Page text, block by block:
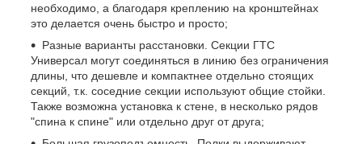
необходимо, а благодаря креплению на кронштейнах
это делается очень быстро и просто;
Разные варианты расстановки. Секции ГТС
Универсал могут соединяться в линию без ограничения
длины, что дешевле и компактнее отдельно стоящих
секций, т.к. соседние секции используют общие стойки.
Также возможна установка к стене, в несколько рядов
"спина к спине" или отдельно друг от друга;